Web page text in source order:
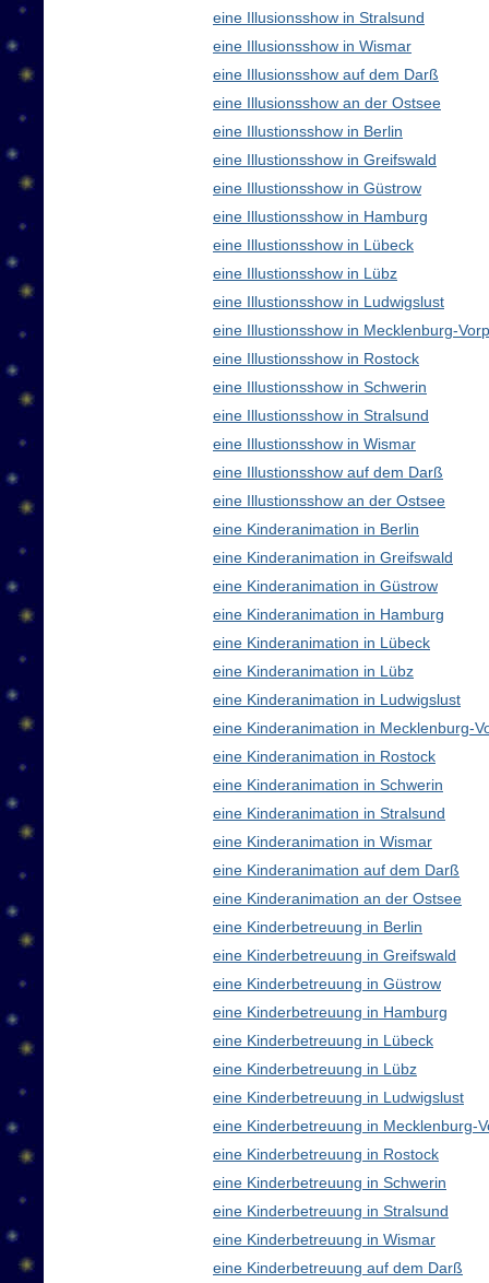
eine Illusionsshow in Stralsund
eine Illusionsshow in Wismar
eine Illusionsshow auf dem Darß
eine Illusionsshow an der Ostsee
eine Illustionsshow in Berlin
eine Illustionsshow in Greifswald
eine Illustionsshow in Güstrow
eine Illustionsshow in Hamburg
eine Illustionsshow in Lübeck
eine Illustionsshow in Lübz
eine Illustionsshow in Ludwigslust
eine Illustionsshow in Mecklenburg-
eine Illustionsshow in Rostock
eine Illustionsshow in Schwerin
eine Illustionsshow in Stralsund
eine Illustionsshow in Wismar
eine Illustionsshow auf dem Darß
eine Illustionsshow an der Ostsee
eine Kinderanimation in Berlin
eine Kinderanimation in Greifswald
eine Kinderanimation in Güstrow
eine Kinderanimation in Hamburg
eine Kinderanimation in Lübeck
eine Kinderanimation in Lübz
eine Kinderanimation in Ludwigslust
eine Kinderanimation in Mecklenburg-
eine Kinderanimation in Rostock
eine Kinderanimation in Schwerin
eine Kinderanimation in Stralsund
eine Kinderanimation in Wismar
eine Kinderanimation auf dem Darß
eine Kinderanimation an der Ostsee
eine Kinderbetreuung in Berlin
eine Kinderbetreuung in Greifswald
eine Kinderbetreuung in Güstrow
eine Kinderbetreuung in Hamburg
eine Kinderbetreuung in Lübeck
eine Kinderbetreuung in Lübz
eine Kinderbetreuung in Ludwigslust
eine Kinderbetreuung in Mecklenburg-
eine Kinderbetreuung in Rostock
eine Kinderbetreuung in Schwerin
eine Kinderbetreuung in Stralsund
eine Kinderbetreuung in Wismar
eine Kinderbetreuung auf dem Darß